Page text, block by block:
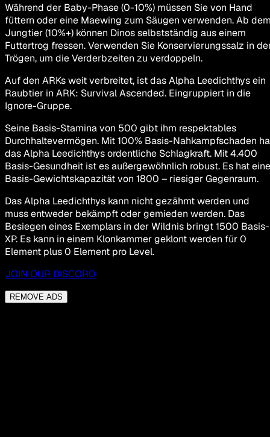
Während der Baby-Phase (0-10%) müssen Sie von Hand
füttern oder eine Maewing zum Säugen verwenden. Ab
Jungtier (10%+) können Dinos selbstständig aus einem
Futtertrog fressen. Verwenden Sie Konservierungssalz in
Trögen, um die Verderbzeiten zu verdoppeln.
Auf den ARKs weit verbreitet, ist das Alpha Leedichthys ein
Raubtier in ARK: Survival Ascended. Eingruppiert in die
Ignore-Gruppe.
Seine Basis-Stamina von 500 gibt ihm respektables
Durchhaltevermögen. Mit 100% Basis-Nahkampfschaden
das Alpha Leedichthys ordentliche Schlagkraft. Mit 4.400
Basis-Gesundheit ist es außergewöhnlich robust. Es hat eine
Basis-Gewichtskapazität von 1800 – riesiger Gegenraum.
Das Alpha Leedichthys kann nicht gezähmt werden und
muss entweder bekämpft oder gemieden werden. Das
Besiegen eines Exemplars in der Wildnis bringt 1500 Basis-
XP. Es kann in einem Klonkammer geklont werden für 0
Element plus 0 Element pro Level.
JOIN OUR DISCORD
REMOVE ADS